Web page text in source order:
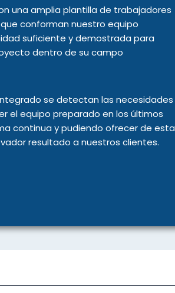
una amplia plantilla de trabajadores
conforman nuestro equipo
suficiente y demostrada para
dentro de su campo
se detectan las necesidades
el equipo preparado en los últimos
continua y pudiendo ofrecer de esta
resultado a nuestros clientes.